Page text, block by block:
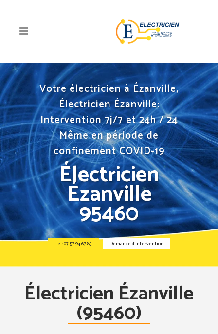
Votre électricien à Ézanville,
Électricien Ézanville:
Intervention 7j/7 et 24h / 24
Même en période de
confinement COVID-19
Électricien
Ézanville
95460
Tel: 07 57 94 67 83 Demande d’intervention
Électricien Ézanville
(95460)